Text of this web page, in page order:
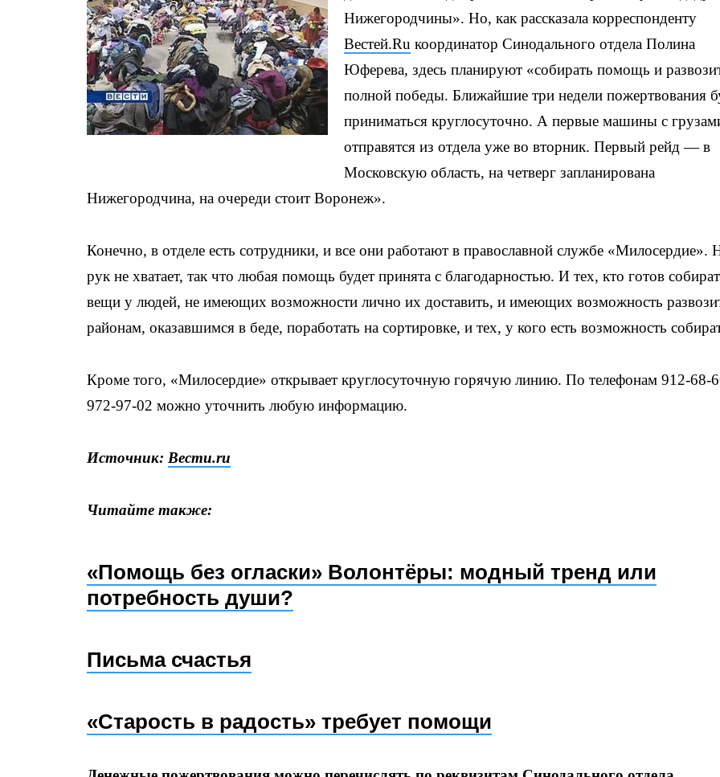
Нижегородчины». Но, как рассказала корреспонденту
Вестей.Ru координатор Синодального отдела Полина
Юферева, здесь планируют «собирать помощь и
полной победы. Ближайшие три недели пожертвования
приниматься круглосуточно. А первые машины с
отправятся из отдела уже во вторник. Первый рейд — в
Московскую область, на четверг запланирована
Нижегородчина, на очереди стоит Воронеж».
Конечно, в отделе есть сотрудники, и все они работают в православной службе «Милосердие».
рук не хватает, так что любая помощь будет принята с благодарностью. И тех, кто готов
вещи у людей, не имеющих возможности лично их доставить, и имеющих возможность
районам, оказавшимся в беде, поработать на сортировке, и тех, у кого есть возможность
Кроме того, «Милосердие» открывает круглосуточную горячую линию. По телефонам 912-68-
972-97-02 можно уточнить любую информацию.
Источник: Вести.ru
Читайте также:
«Помощь без огласки» Волонтёры: модный тренд или
потребность души?
Письма счастья
«Старость в радость» требует помощи